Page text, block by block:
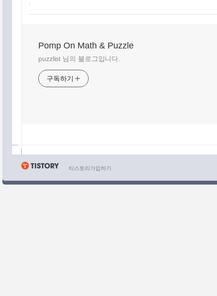
:
Pomp On Math & Puzzle
puzzlist 님의 블로그입니다.
구독하기
티스토리가입하기